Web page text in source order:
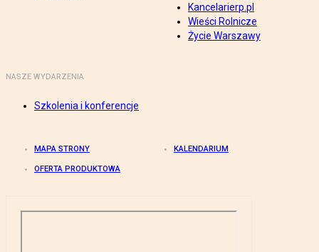
Kancelarierp.pl
Wieści Rolnicze
Życie Warszawy
NASZE WYDARZENIA
Szkolenia i konferencje
MAPA STRONY KALENDARIUM
OFERTA PRODUKTOWA